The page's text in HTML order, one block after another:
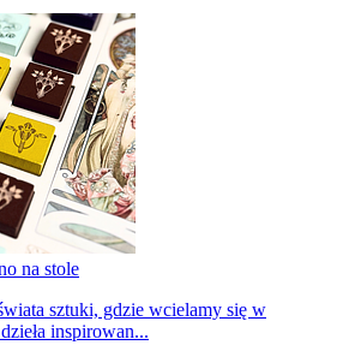
na stole
sztuki, gdzie wcielamy się w
inspirowan...